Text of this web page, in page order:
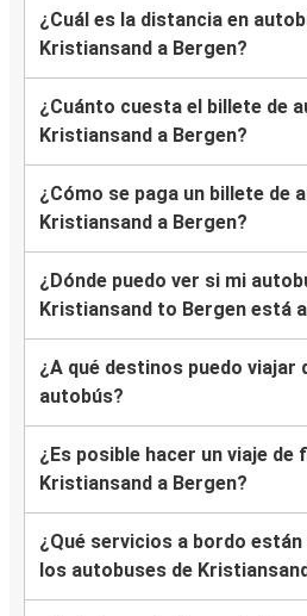
¿Cuál es la distancia en
Kristiansand a Bergen?
¿Cuánto cuesta el billete de
Kristiansand a Bergen?
¿Cómo se paga un billete de
Kristiansand a Bergen?
¿Dónde puedo ver si mi
Kristiansand to Bergen está
¿A qué destinos puedo viajar
autobús?
¿Es posible hacer un viaje de
Kristiansand a Bergen?
¿Qué servicios a bordo
los autobuses de